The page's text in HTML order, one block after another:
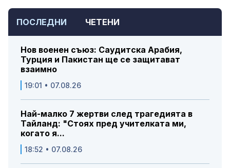
ПОСЛЕДНИ ЧЕТЕНИ
Нов военен съюз: Саудитска Арабия,
Турция и Пакистан ще се защитават
взаимно
19:01 • 07.08.26
Най-малко 7 жертви след трагедията в
Тайланд: "Стоях пред учителката ми,
когато я...
18:52 • 07.08.26